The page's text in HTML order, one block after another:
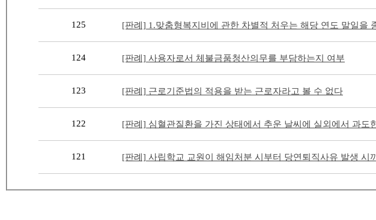
125 [판례] 1.맞춤형복지비에 관한 차별적 처우는 해당 연도 말일을
124 [판례] 사용자로서 체불금품청산의무를 부담하는지 여부
123 [판례] 근로기준법의 적용을 받는 근로자라고 볼 수 없다
122 [판례] 심혈관질환을 가진 상태에서 추운 날씨에 실외에서 과도
121 [판례] 사립학교 교원이 해임처분 시부터 당연퇴직사유 발생 시